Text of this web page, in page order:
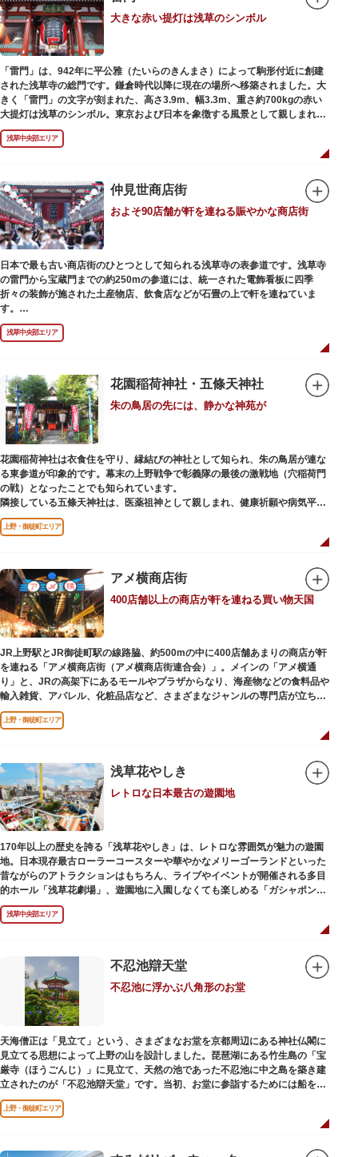
江戸百景」にも描かれていることで有名。丸い形の松から不忍池辯天堂を見
下ろす風流な景観は、絶好のフォトスポットとなっています。
東叡山（とうえいざん）という山号は、東の「比叡山延暦寺」を意味してお
り、比叡山や京都の有名寺院になぞらえて上野の山に数多くの堂舎が建立さ
れました。本尊は薬師瑠璃光如来（やくしるりこうにょらい）で、伝教大師
最澄が自ら彫ったと伝えられる秘仏です。徳川歴代将軍の祈祷寺と菩提寺を
兼ね、御霊廟には6名の将軍が埋葬されています。
大きな赤い提灯は浅草のシンボル
「雷門」は、942年に平公雅（たいらのきんまさ）によって駒形付近に創建
された浅草寺の総門です。鎌倉時代以降に現在の場所へ移築されました。大
きく「雷門」の文字が刻まれた、高さ3.9m、幅3.3m、重さ約700kgの赤い
大提灯は浅草のシンボル。東京および日本を象徴する風景として親しまれ、
フォトスポットとしても国内外の観光客を魅了し続けています。
提灯の底部に施された見事な龍の彫刻や、門の北側（風神雷神の背後）に安
置されている浅草寺の護法善神「天龍像」と「金龍像」も見どころ。正式名
ます。日没から23時頃までは雷門や浅草寺がライトアップされ、昼間とは違
った荘厳な雰囲気に包まれます。
何度も焼失と再建を繰り返し、現在の雷門は1960年に松下電器産業（現パナ
ソニック）の松下幸之助氏の寄進により再建されたものです。
浅草中央部エリア
仲見世商店街
およそ90店舗が軒を連ねる賑やかな商店街
日本で最も古い商店街のひとつとして知られる浅草寺の表参道です。浅草寺
の雷門から宝蔵門までの約250mの参道には、統一された電飾看板に四季
折々の装飾が施された土産物店、飲食店などが石畳の上で軒を連ねていま
す。
人形焼や手焼きせんべいをはじめ、団子や揚げまんじゅう、雷おこしなどの
銘菓、和傘や扇子など伝統工芸品も並び、歩いているだけで浅草らしさを感
じる場所です。江戸文化を感じる粋な商品の数々は、海外からの観光客にも
ての味を堪能できるのも魅力。下町っ子の威勢の良い売り声が飛び交うな
か、お気に入りのお土産探しをお楽しみください。
浅草中央部エリア
花園稲荷神社・五條天神社
朱の鳥居の先には、静かな神苑が
花園稲荷神社は衣食住を守り、縁結びの神社として知られ、朱の鳥居が連な
る東参道が印象的です。幕末の上野戦争で彰義隊の最後の激戦地（穴稲荷門
の戦）となったことでも知られています。
隣接している五條天神社は、医薬祖神として親しまれ、健康祈願や病気平癒
祈願の参拝者が多く、相殿には菅原道真公も祀られています。
境内がつながっており、まるでひとつの神社かのように並んで鎮座していま
すが、それぞれ別々の由緒の独立した神社です。どちらの御朱印も五條天神
参拝は6:00～17:00（御朱印の授与は9:00～17:00）
上野・御徒町エリア
アメ横商店街
400店舗以上の商店が軒を連ねる買い物天国
JR上野駅とJR御徒町駅の線路脇、約500mの中に400店舗あまりの商店が軒
を連ねる「アメ横商店街（アメ横商店街連合会）」。メインの「アメ横通
り」と、JRの高架下にあるモールやプラザからなり、海産物などの食料品や
輸入雑貨、アパレル、化粧品店など、さまざまなジャンルの専門店が立ち並
んでいます。活気ある呼び込みが飛び交うなかで、店員さんとの会話も楽し
みながら目玉商品や特価品を探せるのが魅力のひとつ。年末の叩き売りは風
アメ横のはじまりは、物資が底をついた第二次世界大戦後にできた闇市。多
くの闇市が的屋の仕切りであったのに対して、アメ横は満州からの復員兵が
共同体となり連合会を結成。出店を統制し、商店街が形成されました。
当時、JR上野駅のすぐ南に発生した闇市は、飴を販売する屋台があったこと
から「アメヤ横丁（飴屋通り）」と呼ばれるように。反対側のJR御徒町付近
には、アメリカ進駐軍の放出物資を販売する店ができたので「アメリカ横丁
（アメリカ通り）」と呼ばれるようになりました。この2つのエリアが統合
され、今の「アメ横」になったと言われています。
上野・御徒町エリア
浅草花やしき
レトロな日本最古の遊園地
170年以上の歴史を誇る「浅草花やしき」は、レトロな雰囲気が魅力の遊園
地。日本現存最古ローラーコースターや華やかなメリーゴーランドといった
昔ながらのアトラクションはもちろん、ライブやイベントが開催される多目
的ホール「浅草花劇場」、遊園地に入園しなくても楽しめる「ガシャポンの
デパート浅草花やしき店」も併設され、さまざまな娯楽を楽しめる浅草の
「遊びの場」として親しまれています。
と菊細工を主とした花園（かえん）として誕生しました。明治時代に入ると
遊戯施設が置かれ、珍鳥や猛獣、見世物の展示などでも評判に。全国有数の
動物園としても知られるようになりました。戦後は遊園地として再開し、温
かさと懐かしさを併せ持つレトロなアトラクションや雰囲気で人気のスポッ
トとなっています。幼児（0歳～4歳）は入園とのりもの料が無料で、年齢や
身長制限の無いアトラクションもあり、子どもの遊園地デビューにもぴった
りです。
浅草中央部エリア
不忍池辯天堂
不忍池に浮かぶ八角形のお堂
天海僧正は「見立て」という、さまざまなお堂を京都周辺にある神社仏閣に
見立てる思想によって上野の山を設計しました。琵琶湖にある竹生島の「宝
厳寺（ほうごんじ）」に見立て、天然の池であった不忍池に中之島を築き建
立されたのが「不忍池辯天堂」です。当初、お堂に参詣するためには船を使
用していましたが、参詣者が増えたことから橋がかけられました。不忍池の
どこからでも参拝できるように、八角形の建物になったと言われ、7月から8
上野・御徒町エリア